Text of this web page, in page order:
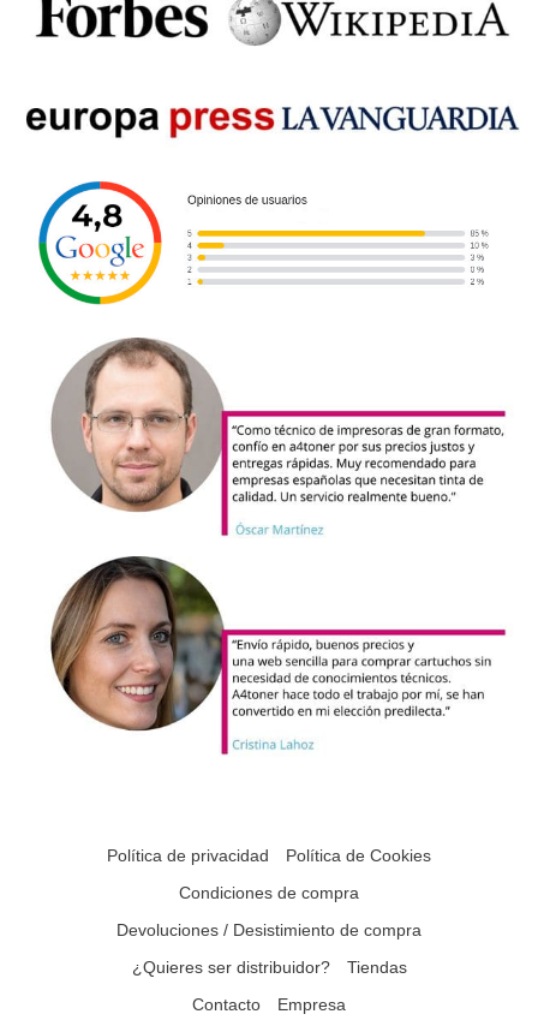
Política de privacidad
Política de Cookies
Condiciones de compra
Devoluciones / Desistimiento de compra
¿Quieres ser distribuidor?
Tiendas
Contacto
Empresa